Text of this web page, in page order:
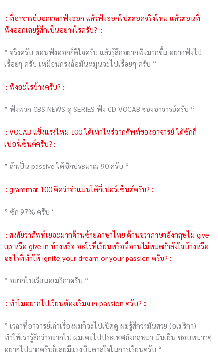
:: ที่อาจารย์บอกเวลาฟังออก แล้วฟังออกไปตลอดจริงไหม แล้วตอนที่
ฟังออกเลยรู้สึกเป็นอย่างไรครับ? ::
” จริงครับ ตอนฟังออกก็ดีใจครับ แล้วรู้สึกอยากฟังมากขึ้น อยากฟังไป
เรื่อยๆ ครับ เหมือนกรงล้อมันหมุนจะไปเรื่อยๆ ครับ “
:: ฟังอะไรบ้างครับ? ::
” ฟังพวก CBS NEWS ดู SERIES ฟัง CD VOCAB ของอาจารย์ครับ “
:: VOCAB แข็งแรงไหม 100 ได้เท่าไหร่จากศัพท์ของอาจารย์ ได้ซักกี่
เปอร์เซ็นต์ครับ? ::
” ถ้าเป็น passive ได้ซักประมาณ 90 ครับ “
:: grammar 100 คิดว่าจำแม่นได้กี่เปอร์เซ็นต์ครับ? ::
” ซัก 97% ครับ “
:: สงสัยว่าศัพท์เยอะมากด้านซ้ายภาษาไทย ด้านขวาภาษาอังกฤษไม่ give
up หรือ give in บ้างหรือ อะไรที่เรียนหรือที่อ่านไม่หมดกำลังใจบ้างหรือ
อะไรที่ทำให้ ignite your dream or your passion ครับ? ::
” อยากไปเรียนอเมริกาครับ “
:: ทำไมอยากไปเรียนต้องเริ่มจาก passion ครับ? ::
” เวลาที่อาจารย์เล่าเรื่องผมก็จะไปเปิดดู ผมรู้สึกว่ามันสวย (อเมริกา)
ทำให้เรารู้สึกว่าอยากไป ผมเคยไปประเทศอังกฤษมา มันเย็น ชอบหนาวๆ
อยากไปมากครับก็เลยมีแรงบันดาลใจในการเรียนครับ “